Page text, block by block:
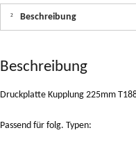
Beschreibung
Beschreibung
Druckplatte Kupplung 225mm
Passend für folg. Typen: